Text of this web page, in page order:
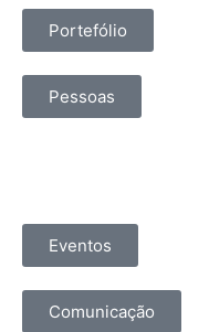
Portefólio
Pessoas
Eventos
Comunicação